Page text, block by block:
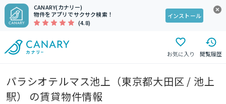
CANARY(カナリー)
物件をアプリでサクサク検索！
(4.8)
インストール
お気に入り 閲覧履歴
パラシオテルマス池上（東京都大田区 / 池上
駅） の賃貸物件情報